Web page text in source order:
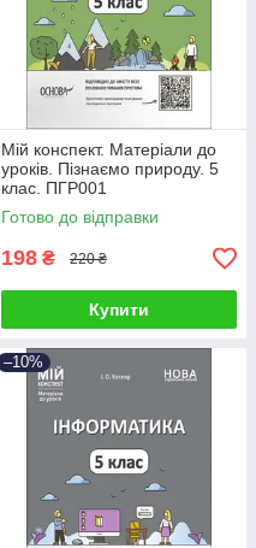
Мій конспект. Матеріали до
уроків. Пізнаємо природу. 5
клас. ПГР001
Готово до відправки
198 ₴ 220 ₴
Купити
–10%